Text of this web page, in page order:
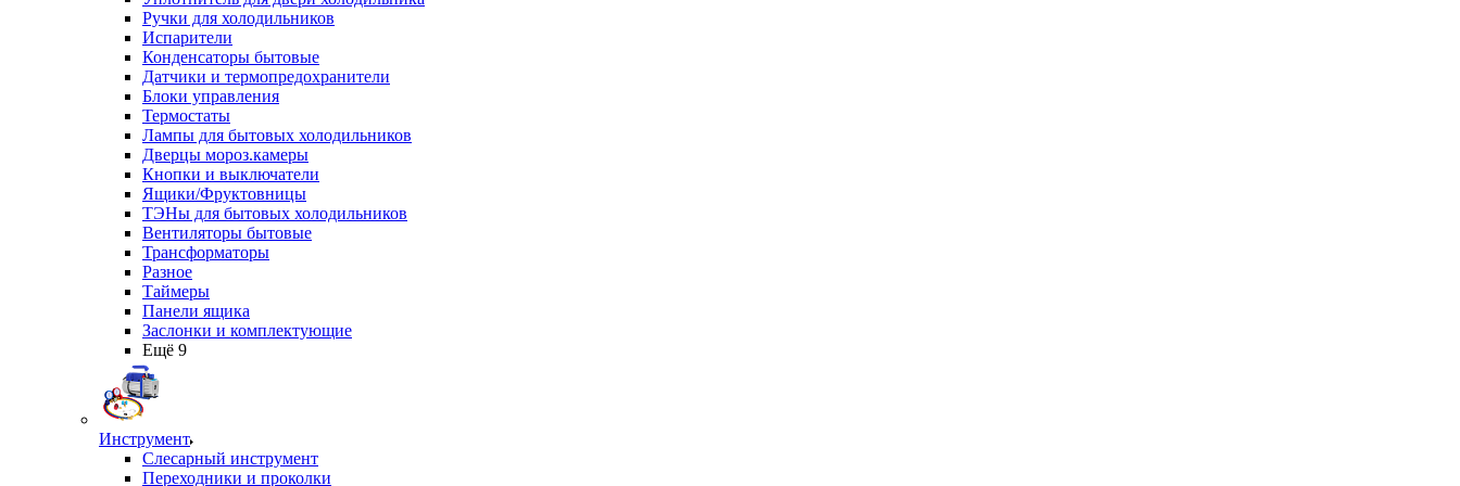
Ручки для холодильников
Испарители
Конденсаторы бытовые
Датчики и термопредохранители
Блоки управления
Термостаты
Лампы для бытовых холодильников
Дверцы мороз.камеры
Кнопки и выключатели
Ящики/Фруктовницы
ТЭНы для бытовых холодильников
Вентиляторы бытовые
Трансформаторы
Разное
Таймеры
Панели ящика
Заслонки и комплектующие
Ещё 9
Инструмент
Слесарный инструмент
Переходники и проколки